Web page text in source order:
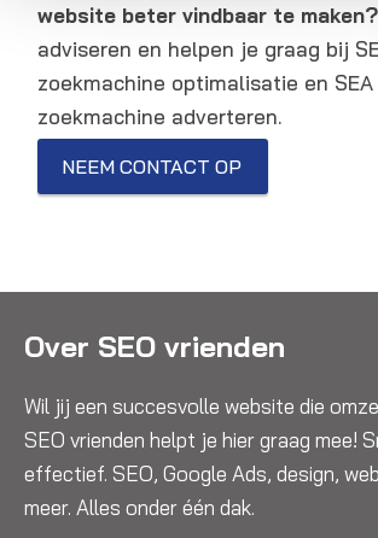
website beter vindbaar te maken?
adviseren en helpen je graag bij
zoekmachine optimalisatie en SEA
zoekmachine adverteren.
NEEM CONTACT OP
Over SEO vrienden
Wil jij een succesvolle website die
SEO vrienden helpt je hier graag mee!
effectief. SEO, Google Ads, design,
meer. Alles onder één dak.